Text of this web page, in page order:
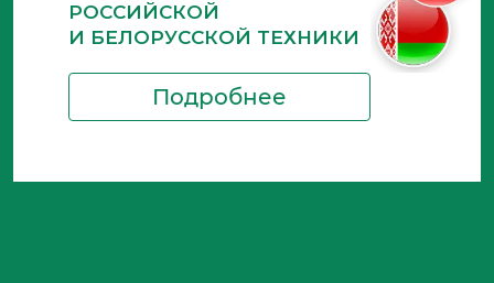
РОССИЙСКОЙ
И БЕЛОРУССКОЙ ТЕХНИКИ
Подробнее